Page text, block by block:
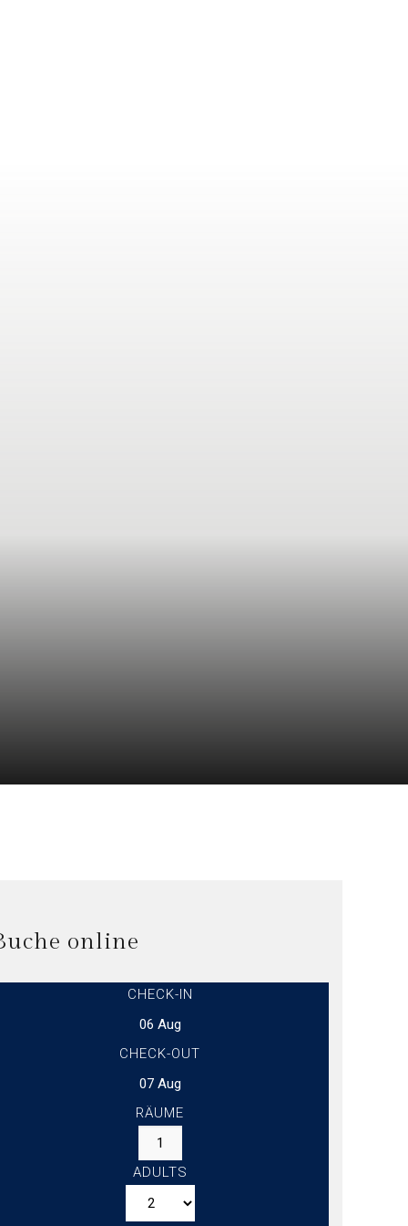
online
CHECK-IN
CHECK-OUT
RÄUME
ADULTS